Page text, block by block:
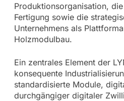
Produktionsorganisation,
Fertigung sowie die
Unternehmens als
Holzmodulbau.
Ein zentrales Element der
konsequente
standardisierte Module,
durchgängiger digitaler